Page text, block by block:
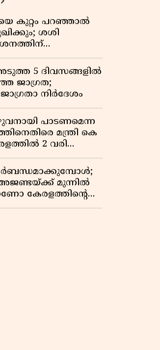
കുറ്റം പറഞ്ഞാൽ
ശശി
സി
5 ദിവസങ്ങളിൽ
ജാഗ്രത;
നിർദേശം
പാടണമെന്ന
മന്ത്രി കെ
2 വരി
എന്ന് പ്രതികരണം
മുന്നിൽ
കേരളത്തിന്റെ